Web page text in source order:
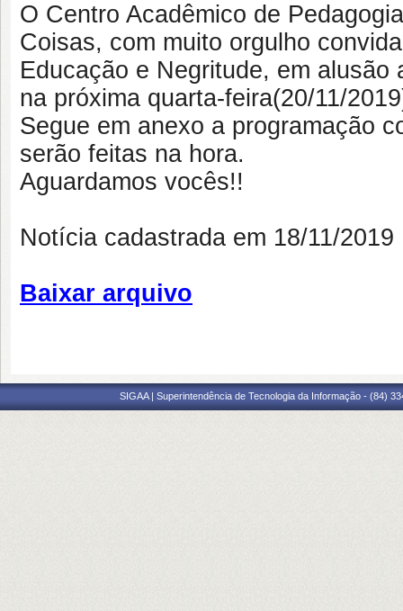
O Centro Acadêmico de
Coisas, com muito orgulho
Educação e Negritude, em
na próxima quarta-feira(20/11/
Segue em anexo a programação
serão feitas na hora.
Aguardamos vocês!!
Notícia cadastrada em 18/11/
Baixar arquivo
SIGAA | Superintendência de Tecnologia da Informação - (84)